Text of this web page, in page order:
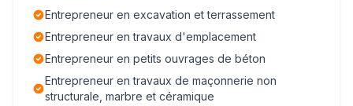
Entrepreneur en excavation et terrassement
Entrepreneur en travaux d'emplacement
Entrepreneur en petits ouvrages de béton
Entrepreneur en travaux de maçonnerie non
structurale, marbre et céramique